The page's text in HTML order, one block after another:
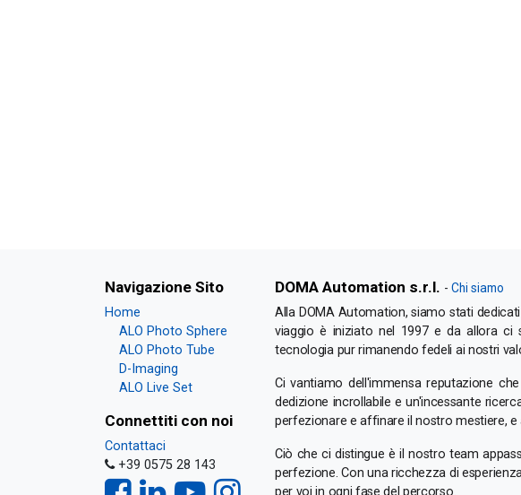
Navigazione Sito
Home
ALO Photo Sphere
ALO Photo Tube
D-Imaging
ALO Live Set
Connettiti con noi
Contattaci
+39 0575 28 143
DOMA Automation s.r.l. - Chi siamo
Alla DOMA Automation, siamo stati
viaggio è iniziato nel 1997 e da allora ci
tecnologia pur rimanendo fedeli ai nostri
Ci vantiamo dell'immensa reputazione
dedizione incrollabile e un'incessante
perfezionare e affinare il nostro mestiere,
Ciò che ci distingue è il nostro team
perfezione. Con una ricchezza di
per voi in ogni fase del percorso.